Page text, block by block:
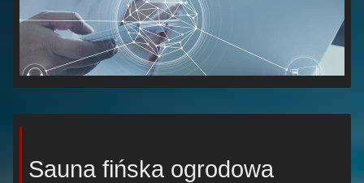
Sauna fińska ogrodowa